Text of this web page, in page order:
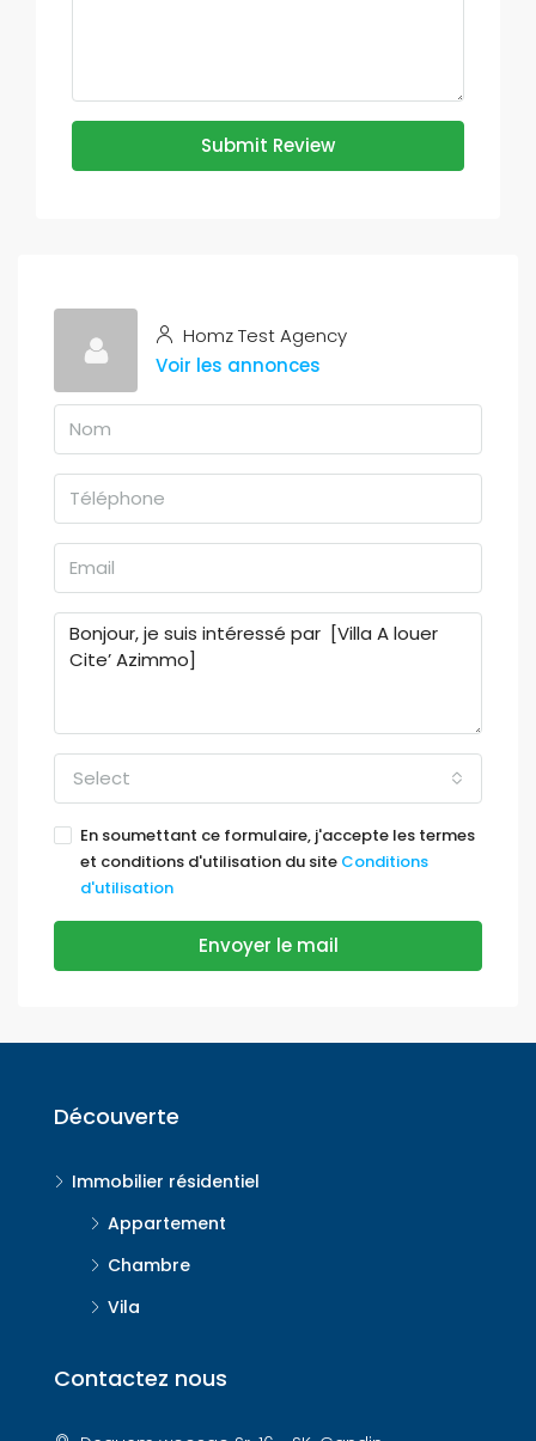
Submit Review
Homz Test Agency
Voir les annonces
Select
En soumettant ce formulaire, j'accepte les termes
et conditions d'utilisation du site Conditions
d'utilisation
Envoyer le mail
Découverte
Immobilier résidentiel
Appartement
Chambre
Vila
Contactez nous